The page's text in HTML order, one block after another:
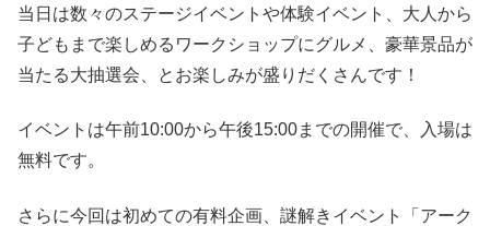
当日は数々のステージイベントや体験イベント、大人から
子どもまで楽しめるワークショップにグルメ、豪華景品が
当たる大抽選会、とお楽しみが盛りだくさんです！
イベントは午前10:00から午後15:00までの開催で、入場は
無料です。
さらに今回は初めての有料企画、謎解きイベント「アーク